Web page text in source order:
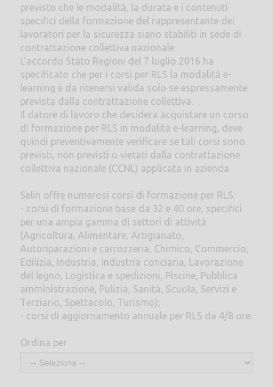
previsto che le modalità, la durata e i contenuti
specifici della formazione del rappresentante dei
lavoratori per la sicurezza siano stabiliti in sede di
contrattazione collettiva nazionale.
L'accordo Stato Regioni del 7 luglio 2016 ha
specificato che per i corsi per RLS la modalità e-
learning è da ritenersi valida solo se espressamente
prevista dalla contrattazione collettiva.
Il datore di lavoro che desidera acquistare un corso
di formazione per RLS in modalità e-learning, deve
quindi preventivamente verificare se tali corsi sono
previsti, non previsti o vietati dalla contrattazione
collettiva nazionale (CCNL) applicata in azienda.
Selin offre numerosi corsi di formazione per RLS:
- corsi di formazione base da 32 e 40 ore, specifici
per una ampia gamma di settori di attività
(Agricoltura, Alimentare, Artigianato,
Autoriparazioni e carrozzeria, Chimico, Commercio,
Edilizia, Industria, Industria conciaria, Lavorazione
del legno, Logistica e spedizioni, Piscine, Pubblica
amministrazione, Pulizia, Sanità, Scuola, Servizi e
Terziario, Spettacolo, Turismo);
- corsi di aggiornamento annuale per RLS da 4/8 ore.
Ordina per